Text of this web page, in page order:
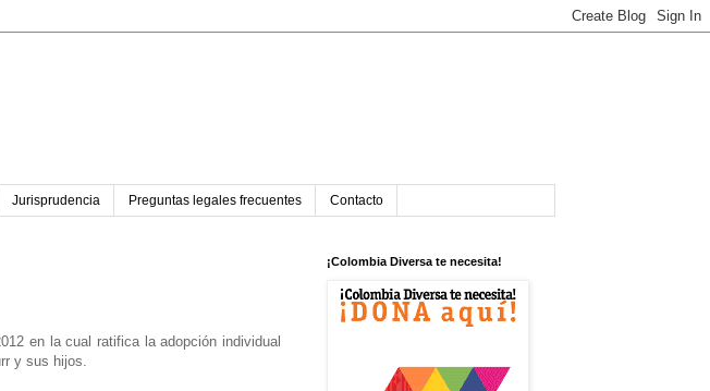
Jurisprudencia Preguntas legales frecuentes Contacto
en la cual ratifica la adopción individual
y sus hijos.
¡Colombia Diversa te necesita!